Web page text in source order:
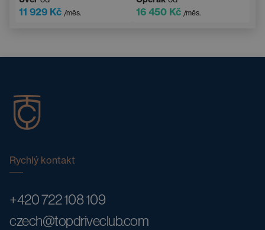
11 929 Kč /měs. 16 450 Kč /měs.
Rychlý kontakt
+420 722 108 109
czech@topdriveclub.com